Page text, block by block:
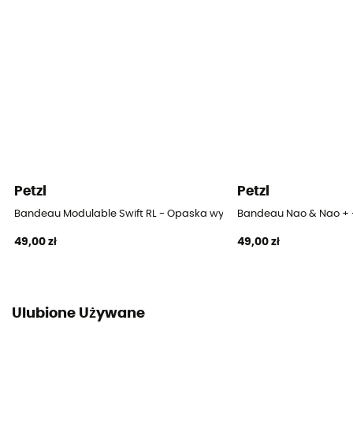
Petzl
Bandeau Modulable Swift RL - Opaska wymienna
49,00 zł
Petzl
Bandeau Nao & Nao
49,00 zł
Ulubione Używane